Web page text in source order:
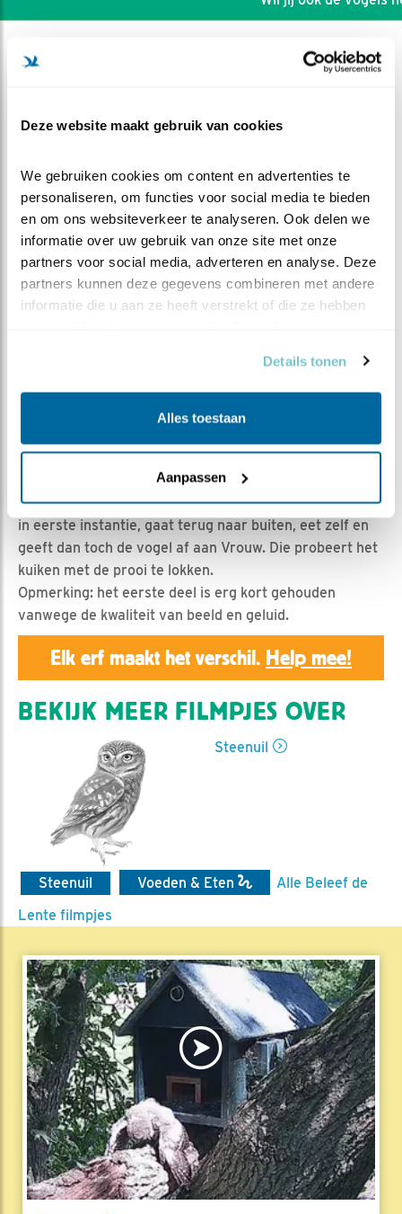
Deze website maakt gebruik van cookies
We gebruiken cookies om content en advertenties te
personaliseren, om functies voor social media te bieden
en om ons websiteverkeer te analyseren. Ook delen we
informatie over uw gebruik van onze site met onze
partners voor social media, adverteren en analyse. Deze
partners kunnen deze gegevens combineren met andere
informatie die u aan ze heeft verstrekt of die ze hebben
Details tonen
Alles toestaan
Aanpassen
DEEL DIT FILMPJE
Bewaar dit filmpje|
356x
Het ene kuiken zit nog steeds in het voorportaal van de
nestkast (de sluis) en vrouw is bij het kuiken.
Man steenuil komt met een musachtige vogel en schrikt
in eerste instantie, gaat terug naar buiten, eet zelf en
geeft dan toch de vogel af aan Vrouw. Die probeert het
kuiken met de prooi te lokken.
Opmerking: het eerste deel is erg kort gehouden
vanwege de kwaliteit van beeld en geluid.
Elk erf maakt het verschil. Help mee!
BEKIJK MEER FILMPJES OVER
Steenuil
Steenuil Voeden & Eten
Alle Beleef de
Lente filmpjes